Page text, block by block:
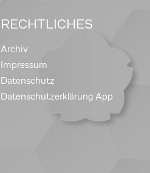
RECHTLICHES
Archiv
Impressum
Datenschutz
Datenschutzerklärung App